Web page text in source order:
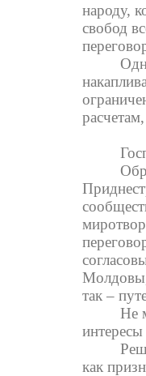
народу,
свобод
Молдовы,
так –
Не
как